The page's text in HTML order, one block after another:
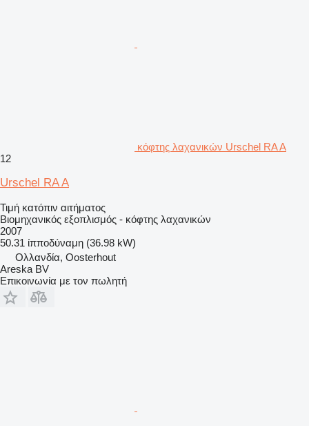
κόφτης λαχανικών Urschel RA A
12
Urschel RA A
Τιμή κατόπιν αιτήματος
Βιομηχανικός εξοπλισμός - κόφτης λαχανικών
2007
50.31 ίπποδύναμη (36.98 kW)
Ολλανδία, Oosterhout
Areska BV
Επικοινωνία με τον πωλητή